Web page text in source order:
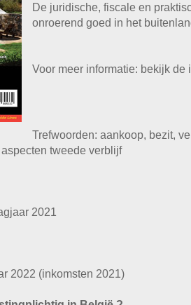
De juridische, fiscale en
onroerend goed in het
Voor meer informatie: bekijk de
Trefwoorden: aankoop, bezit,
tweede verblijf
2021
2022 (inkomsten 2021)